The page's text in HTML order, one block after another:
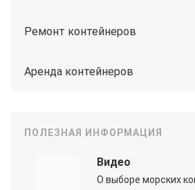
Ремонт контейнеров
Аренда контейнеров
ПОЛЕЗНАЯ ИНФОРМАЦИЯ
Видео
О выборе морских